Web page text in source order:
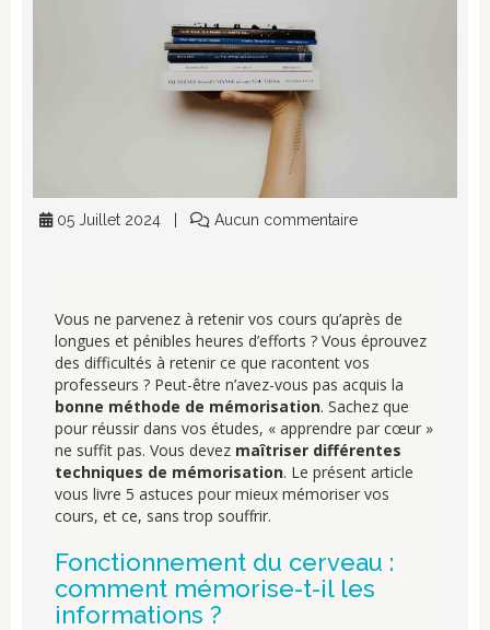
05 Juillet 2024 Aucun commentaire
Vous ne parvenez à retenir vos cours qu’après de
longues et pénibles heures d’efforts ? Vous éprouvez
des difficultés à retenir ce que racontent vos
professeurs ? Peut-être n’avez-vous pas acquis la
bonne méthode de mémorisation. Sachez que
pour réussir dans vos études, « apprendre par cœur »
ne suffit pas. Vous devez maîtriser différentes
techniques de mémorisation. Le présent article
vous livre 5 astuces pour mieux mémoriser vos
cours, et ce, sans trop souffrir.
Fonctionnement du cerveau :
comment mémorise-t-il les
informations ?